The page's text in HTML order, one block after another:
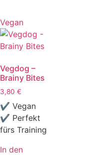
Vegan
Vegdog –
Brainy Bites
3,80 €
✔ Vegan
✔ Perfekt
fürs Training
In den